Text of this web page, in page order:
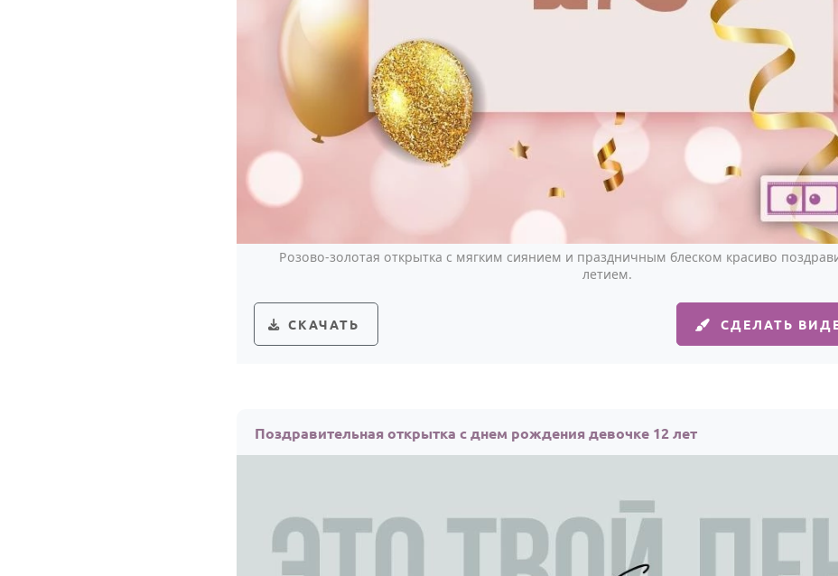
Розово-золотая открытка с мягким сиянием и праздничным блеском красиво
летием.
СКАЧАТЬ СДЕЛАТЬ
Поздравительная открытка с днем рождения девочке 12 лет